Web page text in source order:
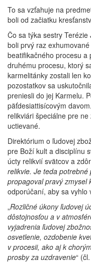
To sa vzťahuje na
boli od začiatku
Čo sa týka sestry
boli prvý raz
beatifikačného procesu
druhému procesu, ktorý
karmelitánky zostali len
pozostatkov sa
preniesli do jej Karmelu.
päťdesiattisícovým
relikviári špeciálne pre
uctievané.
Direktórium o ľudovej
pre Boží kult a disciplínu
úcty relikvií svätcov a
relikvie. Je teda
propagoval pravý zmysel
odporúčaní, aby sa vyhlo
„Rozličné úkony ľudovej
dôstojnosťou a v
vyjadrenia ľudovej
osvetlenie, ozdobenie
v procesii, ako aj k
prosby za uzdravenie“